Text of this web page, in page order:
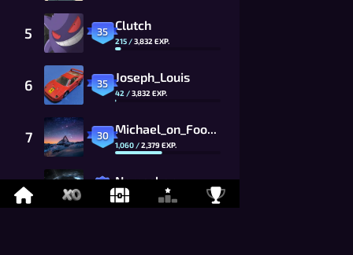
5 35 Clutch
215 /3,832 EXP.
6 35 Joseph_Louis
42 /3,832 EXP.
7 30 Michael_on_Foony
1,060 /2,379EXP.
8 Namaskar
869 EXP.